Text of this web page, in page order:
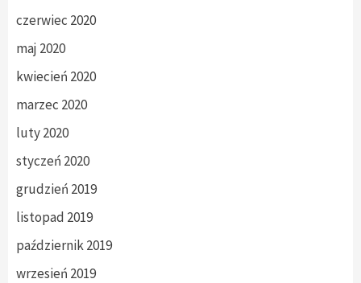
czerwiec 2020
maj 2020
kwiecień 2020
marzec 2020
luty 2020
styczeń 2020
grudzień 2019
listopad 2019
październik 2019
wrzesień 2019